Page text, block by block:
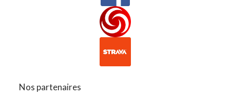
Nos partenaires